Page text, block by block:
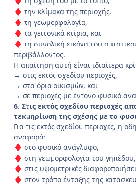
♦ την κλίμακα της περιοχής,
♦ τη γεωμορφολογία,
♦ τα γειτονικά κτίρια, και
♦ τη συνολική εικόνα του
περιβάλλοντος.
Η απαίτηση αυτή είναι ιδιαίτερα
→ στις εκτός σχεδίου περιοχές,
→ στα όρια οικισμών, και
→ σε περιοχές με έντονο φυσικό
6. Στις εκτός σχεδίου περιοχές
τεκμηρίωση της σχέσης με το
Για τις εκτός σχεδίου περιοχές, η
αναφορά:
♦ στο φυσικό ανάγλυφο,
♦ στη γεωμορφολογία του γηπέδου,
♦ στις υψομετρικές
♦ στον τρόπο ένταξης της